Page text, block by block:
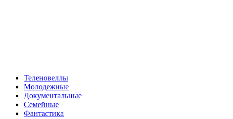
Теленовеллы
Молодежные
Документальные
Семейные
Фантастика